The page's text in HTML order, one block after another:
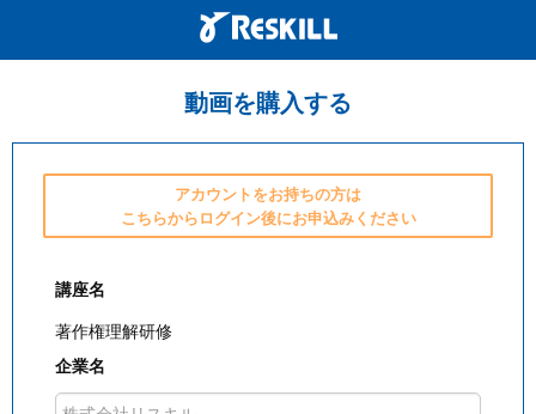
動画を購入する
アカウントをお持ちの方は
こちらからログイン後にお申込みください
講座名
著作権理解研修
企業名